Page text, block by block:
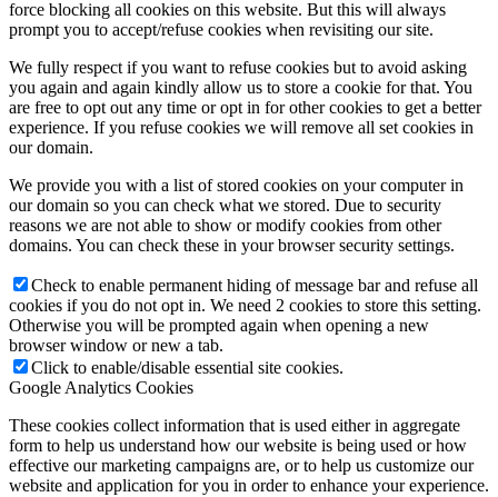
force blocking all cookies on this website. But this will always
prompt you to accept/refuse cookies when revisiting our site.
We fully respect if you want to refuse cookies but to avoid asking
you again and again kindly allow us to store a cookie for that. You
are free to opt out any time or opt in for other cookies to get a better
experience. If you refuse cookies we will remove all set cookies in
our domain.
We provide you with a list of stored cookies on your computer in
our domain so you can check what we stored. Due to security
reasons we are not able to show or modify cookies from other
domains. You can check these in your browser security settings.
Check to enable permanent hiding of message bar and refuse all
cookies if you do not opt in. We need 2 cookies to store this setting.
Otherwise you will be prompted again when opening a new
browser window or new a tab.
Click to enable/disable essential site cookies.
Google Analytics Cookies
These cookies collect information that is used either in aggregate
form to help us understand how our website is being used or how
effective our marketing campaigns are, or to help us customize our
website and application for you in order to enhance your experience.